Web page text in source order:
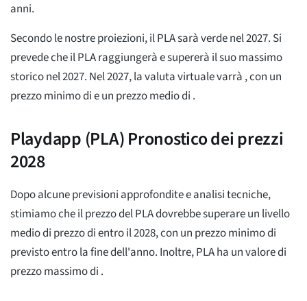
anni.
Secondo le nostre proiezioni, il PLA sarà verde nel 2027. Si
prevede che il PLA raggiungerà e supererà il suo massimo
storico nel 2027. Nel 2027, la valuta virtuale varrà , con un
prezzo minimo die un prezzo medio di .
Playdapp (PLA) Pronostico dei prezzi
2028
Dopo alcune previsioni approfondite e analisi tecniche,
stimiamo che il prezzo del PLA dovrebbe superare un livello
medio di prezzo dientro il 2028, con un prezzo minimo di
previsto entro la fine dell'anno. Inoltre, PLA ha un valore di
prezzo massimo di .